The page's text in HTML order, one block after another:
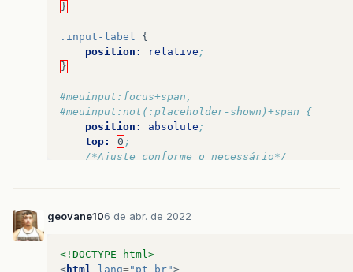
}
.input-label
{
position:
relative ;
}
#meuinput:focus+span,
#meuinput:not(:placeholder-shown)+span {
position:
absolute ;
top:
0 ;
/*Ajuste conforme o necessário*/
geovane106 de abr. de 2022
<!DOCTYPE html>
< html lang="pt-br">